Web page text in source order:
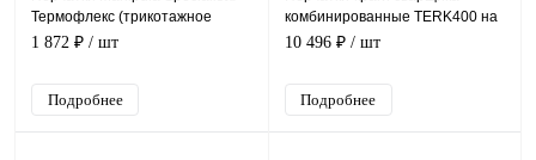
Термофлекс (трикотажное
полотно+нитрил), SN-61/TG-
1 872 ₽ / шт
Подробнее
комбинированные TERK400 на
шерстяной подкладке
10 496 ₽ / шт
Подробнее